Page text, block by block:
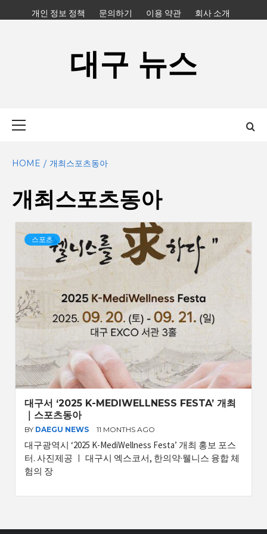
to
개인 정보 정책 문의하기 이용 약관 회사 소개
대구 뉴스
HOME 개최스포츠동아
개최스포츠동아
스포츠
대구서 ‘2025 K-MEDIWELLNESS FESTA’ 개최
｜스포츠동아
BY DAEGU NEWS 11 MONTHS AGO
대구광역시 ‘2025 K-MediWellness Festa’ 개최 홍보 포스
터. 사진제공 ㅣ 대구시 엑스코서, 한의약·웰니스 융합 체
험의 장